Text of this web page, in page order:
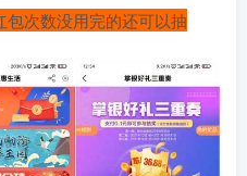
包次数没用完的还可以抽